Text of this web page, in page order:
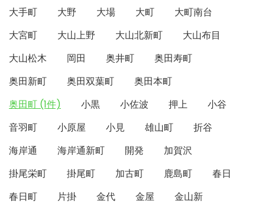
大手町 大野 大場 大町
大町南台
大宮町
大山上野 大山北新町
大山布目
大山松木
岡田 奥井町
奥田寿町
奥田新町
奥田双葉町
奥田本町
奥田町 (1件)
小黒 小佐波 押上
小谷
音羽町
小原屋 小見 雄山町
折谷
海岸通
海岸通新町 開発
加賀沢
掛尾栄町
掛尾町 加古町 鹿島町
春日
春日町
片掛 金代 金屋
金山新